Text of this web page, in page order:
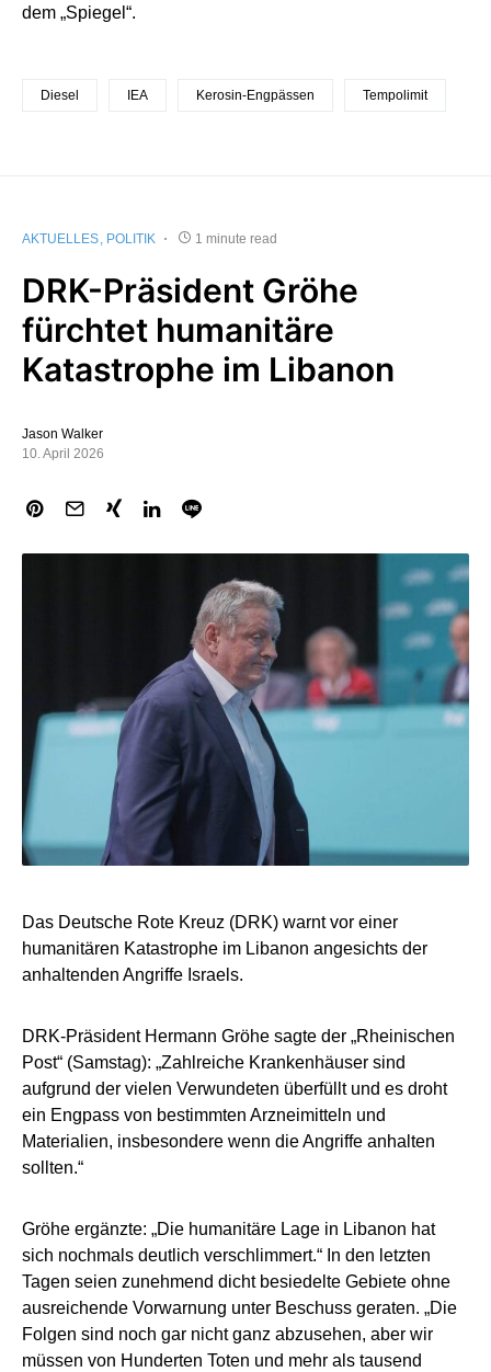
dem „Spiegel“.
Diesel IEA Kerosin-Engpässen Tempolimit
AKTUELLES POLITIK 1 minute read
DRK-Präsident Gröhe
fürchtet humanitäre
Katastrophe im Libanon
Jason Walker
10. April 2026
Das Deutsche Rote Kreuz (DRK) warnt vor einer
humanitären Katastrophe im Libanon angesichts der
anhaltenden Angriffe Israels.
DRK-Präsident Hermann Gröhe sagte der „Rheinischen
Post“ (Samstag): „Zahlreiche Krankenhäuser sind
aufgrund der vielen Verwundeten überfüllt und es droht
ein Engpass von bestimmten Arzneimitteln und
Materialien, insbesondere wenn die Angriffe anhalten
sollten.“
Gröhe ergänzte: „Die humanitäre Lage in Libanon hat
sich nochmals deutlich verschlimmert.“ In den letzten
Tagen seien zunehmend dicht besiedelte Gebiete ohne
ausreichende Vorwarnung unter Beschuss geraten. „Die
Folgen sind noch gar nicht ganz abzusehen, aber wir
müssen von Hunderten Toten und mehr als tausend